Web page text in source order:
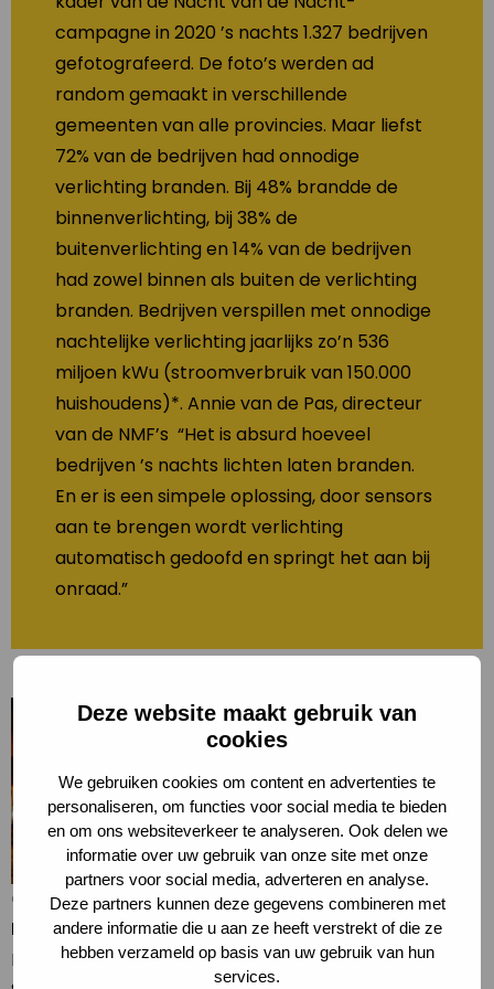
Deze website maakt gebruik van
cookies
We gebruiken cookies om content en advertenties te
personaliseren, om functies voor social media te bieden
en om ons websiteverkeer te analyseren. Ook delen we
informatie over uw gebruik van onze site met onze
partners voor social media, adverteren en analyse.
Deze partners kunnen deze gegevens combineren met
andere informatie die u aan ze heeft verstrekt of die ze
hebben verzameld op basis van uw gebruik van hun
services.
campagne in 2020 ’s nachts 1.327 bedrijven
gefotografeerd. De foto’s werden ad
random gemaakt in verschillende
gemeenten van alle provincies. Maar liefst
72% van de bedrijven had onnodige
verlichting branden. Bij 48% brandde de
binnenverlichting, bij 38% de
buitenverlichting en 14% van de bedrijven
had zowel binnen als buiten de verlichting
branden. Bedrijven verspillen met onnodige
nachtelijke verlichting jaarlijks zo’n 536
miljoen kWu (stroomverbruik van 150.000
huishoudens)*. Annie van de Pas, directeur
van de NMF’s “Het is absurd hoeveel
bedrijven ’s nachts lichten laten branden.
En er is een simpele oplossing, door sensors
aan te brengen wordt verlichting
automatisch gedoofd en springt het aan bij
onraad.”
Onnodig veel lampen aan in de nacht bij keukenkampioen
Regionale verschillen
Het aantal bedrijven dat de lichten aanhad, was met